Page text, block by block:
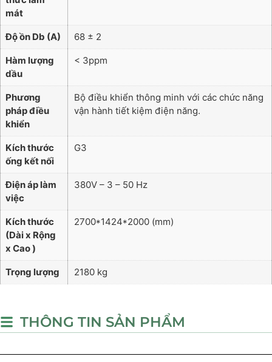
mát
Độ ồn Db (A) 68 ± 2
Hàm lượng
dầu
< 3ppm
Phương
pháp điều
khiển
Bộ điều khiển thông minh với các chức năng
vận hành tiết kiệm điện năng.
Kích thước
ống kết nối
G3
Điện áp làm
việc
380V – 3 – 50 Hz
Kích thước
(Dài x Rộng
x Cao )
2700*1424*2000 (mm)
Trọng lượng 2180 kg
THÔNG TIN SẢN PHẨM